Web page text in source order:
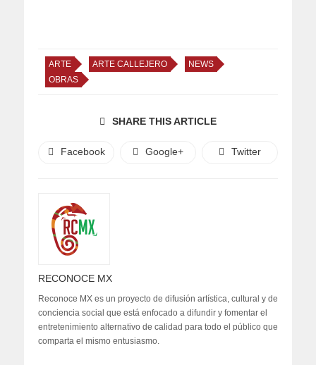
ARTE ARTE CALLEJERO
NEWS
OBRAS
SHARE THIS ARTICLE
Facebook Google+ Twitter
RECONOCE MX
Reconoce MX es un proyecto de difusión artística, cultural y de
conciencia social que está enfocado a difundir y fomentar el
entretenimiento alternativo de calidad para todo el público que
comparta el mismo entusiasmo.